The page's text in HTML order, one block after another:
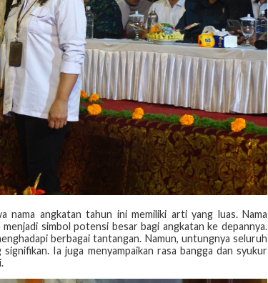
angkatan tahun ini memiliki arti yang luas. Nama
simbol potensi besar bagi angkatan ke depannya.
berbagai tantangan. Namun, untungnya seluruh
Ia juga menyampaikan rasa bangga dan syukur